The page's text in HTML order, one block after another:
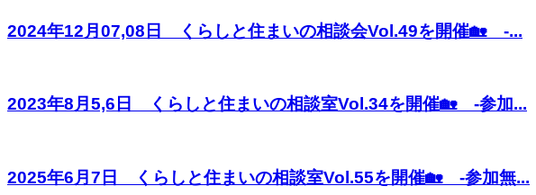
2024年12月07,08日 くらしと住まいの相談会Vol.49を開催🏡 -...
2023年8月5,6日 くらしと住まいの相談室Vol.34を開催🏡 -参加...
2025年6月7日 くらしと住まいの相談室Vol.55を開催🏡 -参加無...